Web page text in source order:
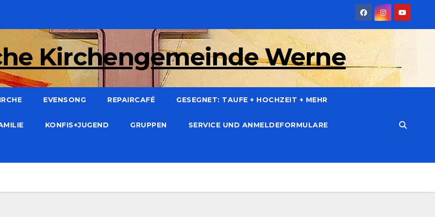
Kirchengemeinde Werne
EVENSONG REPAIRCAFÉ GESEGNET: TAUFE + HOCHZEIT + MEHR
KONFIS+JUGEND GRUPPEN SERVICE UND ANMELDEFORMULARE